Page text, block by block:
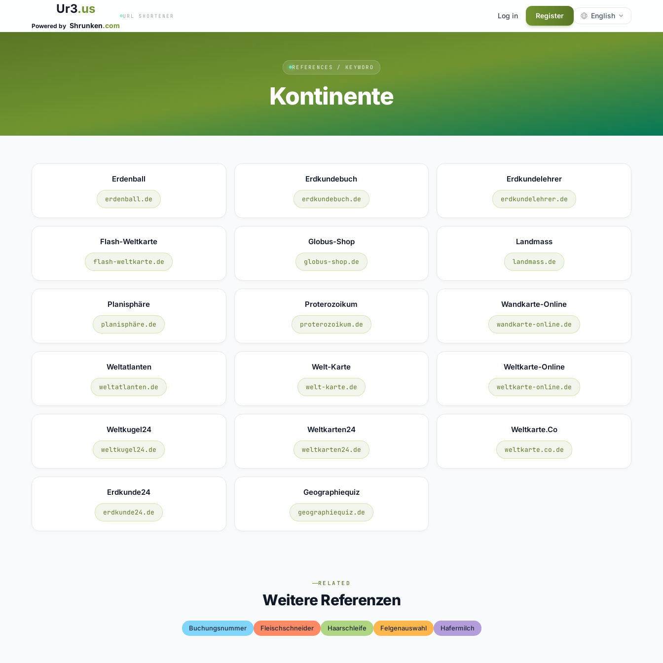
Ur3.us
Powered by Shrunken.com
URL SHORTENER Log in Register English
REFERENCES / KEYWORD
Kontinente
Erdenball
erdenball.de
Erdkundebuch
erdkundebuch.de
Erdkundelehrer
erdkundelehrer.de
Flash-Weltkarte
flash-weltkarte.de
Globus-Shop
globus-shop.de
Landmass
landmass.de
Planisphäre
planisphäre.de
Proterozoikum
proterozoikum.de
Wandkarte-Online
wandkarte-online.de
Weltatlanten
weltatlanten.de
Welt-Karte
welt-karte.de
Weltkarte-Online
weltkarte-online.de
Weltkugel24
weltkugel24.de
Weltkarten24
weltkarten24.de
Weltkarte.co
weltkarte.co.de
Erdkunde24
erdkunde24.de
Geographiequiz
geographiequiz.de
RELATED
Weitere Referenzen
Buchungsnummer Fleischschneider Haarschleife Felgenauswahl Hafermilch